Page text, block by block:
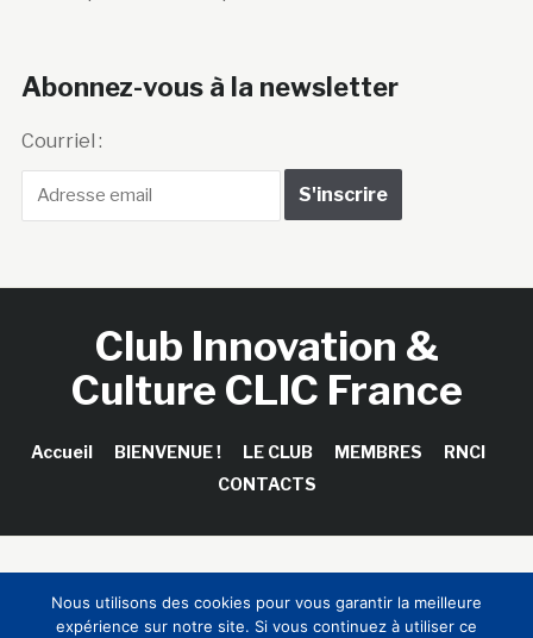
Abonnez-vous à la newsletter
Courriel :
Club Innovation &
Culture CLIC France
Accueil BIENVENUE ! LE CLUB MEMBRES
RNCI
CONTACTS
Sinapses Conseils
Nous utilisons des cookies pour vous garantir la meilleure
expérience sur notre site. Si vous continuez à utiliser ce